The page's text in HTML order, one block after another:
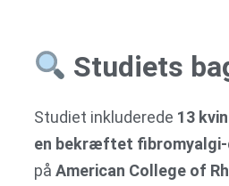
Studiets
Studiet inkluderede 13
en bekræftet
på American College of